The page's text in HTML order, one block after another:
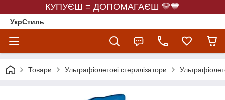
КУПУЄШ = ДОПОМАГАЄШ 💛💙
УкрСтиль
Товари Ультрафіолетові стерилізатори